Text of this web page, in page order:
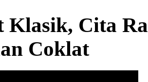
Klasik, Cita
Coklat